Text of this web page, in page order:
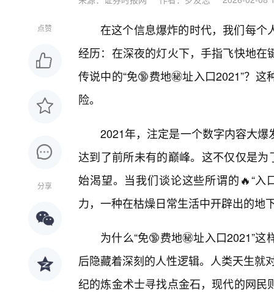
点赞
分享
在这个信息爆炸的时代，我们每个
经历：在深夜的灯火下，手指飞快地
传说中的“免🔞费地㊙️址入口2021”？
险。
2021年，注定是一个数字内容大
达到了前所未有的巅峰。这不仅仅是
始渴望。当我们谈论这些所谓的🔥“
力，一种在枯燥日常生活中开辟出的地
为什么“免🔞费地㊙️址入口2021”
后隐藏着深刻的人性逻辑。人类天生就
纪的炼金术士寻找点金石，现代的网